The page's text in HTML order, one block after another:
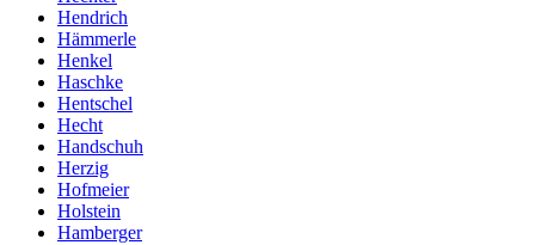
Hendrich
Hämmerle
Henkel
Haschke
Hentschel
Hecht
Handschuh
Herzig
Hofmeier
Holstein
Hamberger